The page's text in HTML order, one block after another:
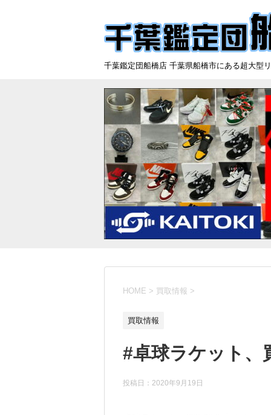
千葉鑑定団船橋店 千葉県船橋市にある超大
HOME > 買取情報 >
買取情報
#卓球ラケット、
投稿日： 2020年9月19日